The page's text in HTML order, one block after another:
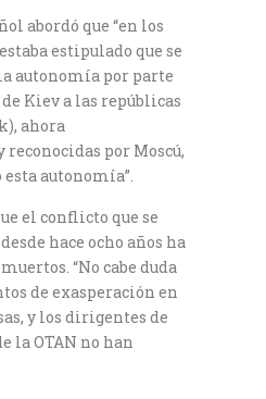
abordó que “en los
estipulado que se
autonomía por parte
Kiev a las repúblicas
ahora
por Moscú,
esta autonomía”.
el conflicto que se
hace ocho años ha
“No cabe duda
de exasperación en
y los dirigentes de
la OTAN no han